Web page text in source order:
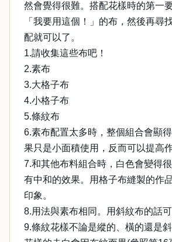
然會覺得很難。搭配花樣時的第一
「我要用這個！」的布，然後再尋
配就可以了。
1.請收集這些布吧！
2.素布
3.大格子布
4.小格子布
5.條紋布
6.素布配置太多時，整個組合會顯
果只是小面積使用，反而可以提高
7.和其他布料組合時，白色會變得
有中和的效果。用格子布縫製的作
印象。
8.用法與素布相同。用斜紋布的話可
9.條紋花樣不論是縱的、橫的還是斜